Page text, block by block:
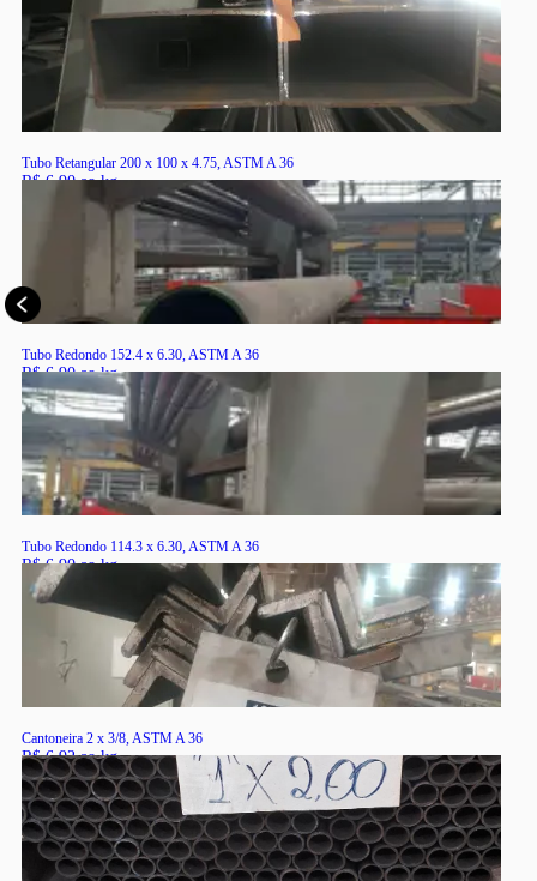
Tubo Retangular 200 x 100 x 4.75, ASTM A 36
R$ 6,90 ao kg
Tubo Redondo 152.4 x 6.30, ASTM A 36
R$ 6,90 ao kg
RS
Tubo Redondo 114.3 x 6.30, ASTM A 36
R$ 6,90 ao kg
RS
Cantoneira 2 x 3/8, ASTM A 36
R$ 6,92 ao kg
RS